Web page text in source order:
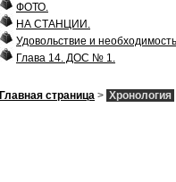
ФОТО.
НА СТАНЦИИ.
Удовольствие и
Глава 14. ДОС № 1.
Главная страница > Хронология